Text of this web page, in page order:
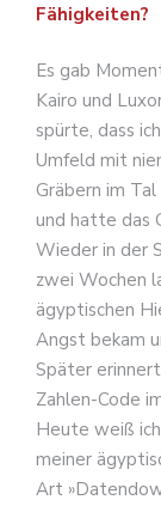
Fähigkeiten?
Es gab
Kairo und
spürte, dass
Umfeld mit
Gräbern im
und hatte das
Wieder in der
zwei Wochen
ägyptischen
Angst bekam
Später
Zahlen-Code
Heute weiß
meiner
Art